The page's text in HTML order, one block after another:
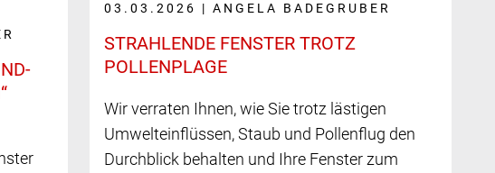
03.03.2026 | ANGELA BADEGRUBER
STRAHLENDE FENSTER TROTZ
POLLENPLAGE
Wir verraten Ihnen, wie Sie trotz lästigen
Umwelteinflüssen, Staub und Pollenflug den
Durchblick behalten und Ihre Fenster zum